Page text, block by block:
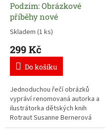
Podzim: Obrázkové
příběhy nové
Skladem (1 ks)
299 Kč
Do košíku
Jednoduchou řečí obrázků
vypráví renomovaná autorka a
ilustrátorka dětských knih
Rotraut Susanne Bernerová
příběhy všedního dne, obratně